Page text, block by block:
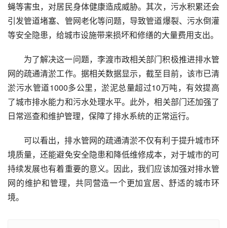
蝇等害虫，对居民身体健康造成威胁。其次，污水积累还会
引发管道堵塞、管网老化等问题，导致管道爆裂、污水倒灌
等安全隐患，给城市设施带来损坏和修缮的大量费用支出。
为了解决这一问题，李渡市政相关部门积极推进排水管
网的疏通清淤工作。据相关数据显示，截至目前，该市已清
淤污水管道1000多公里，淤泥总量超过10万吨，有效提高
了城市排水能力和污水处理水平。此外，相关部门还加强了
日常巡查和维护管理，保障了排水系统的正常运行。
可以看出，排水管网的疏通清淤不仅有利于提升城市环
境质量，还能避免安全隐患和降低维修成本，对于城市的可
持续发展也有着重要的意义。因此，我们应该加强对排水管
网的维护和管理，共同营造一个更加宜居、舒适的城市环
境。